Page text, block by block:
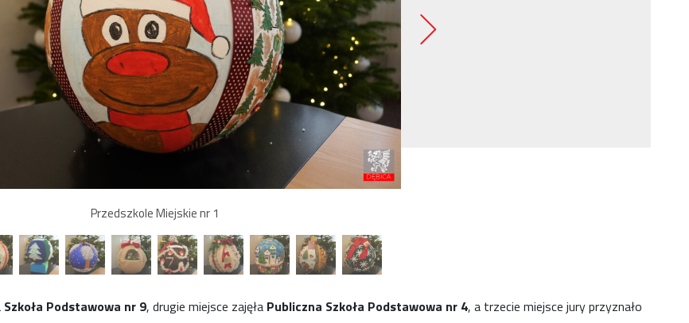
Przedszkole Miejskie nr 1
Szkoła Podstawowa nr 9, drugie miejsce zajęła Publiczna Szkoła Podstawowa nr 4, a trzecie miejsce jury przyznało